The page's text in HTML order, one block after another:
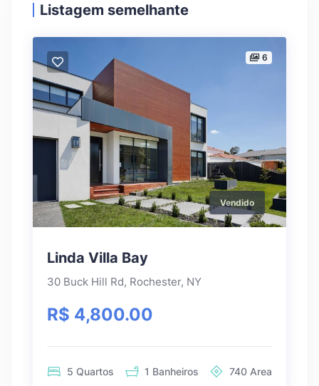
Listagem semelhante
6
Vendido
Linda Villa Bay
30 Buck Hill Rd, Rochester, NY
R$ 4,800.00
5 Quartos 1 Banheiros 740 Area